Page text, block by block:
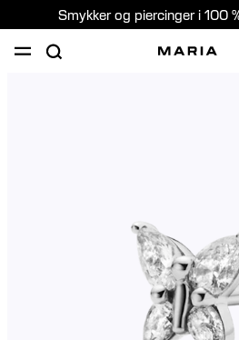
Smykker og piercinger i 100